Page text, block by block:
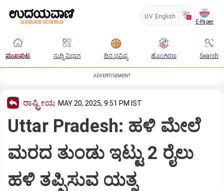
UV English
E-Paper
ಮುಖಪುಟ ಸುದ್ದಿ ವಿಭಾಗ ದಿನ ಭವಿಷ್ಯ ಹೊಂಗಿರಣ Search
ADVERTISEMENT
ರಾಷ್ಟ್ರೀಯ MAY 20, 2025, 9:51 PM IST
Uttar Pradesh: ಹಳಿ ಮೇಲೆ
ಮರದ ತುಂಡು ಇಟ್ಟು 2 ರೈಲು
ಹಳಿ ತಪ್ಪಿಸುವ ಯತ್ನ